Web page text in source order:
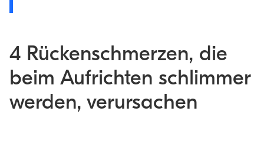
4 Rückenschmerzen, die
beim Aufrichten schlimmer
werden, verursachen